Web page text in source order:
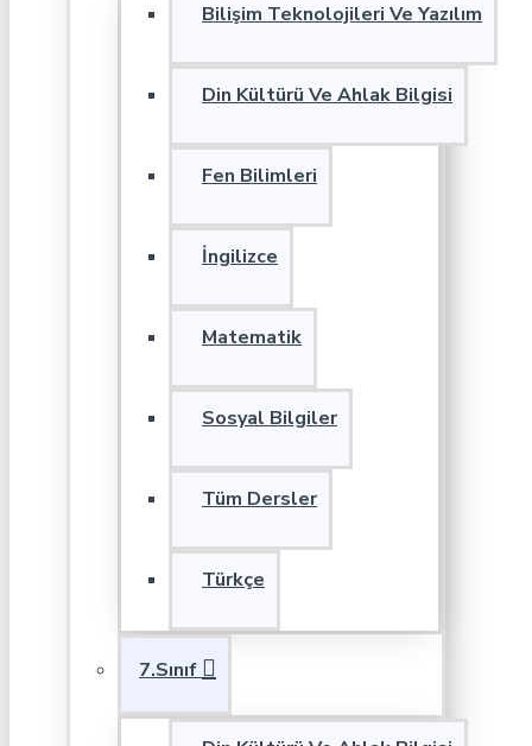
Bilişim Teknolojileri Ve Yazılım
Din Kültürü Ve Ahlak Bilgisi
Fen Bilimleri
İngilizce
Matematik
Sosyal Bilgiler
Tüm Dersler
Türkçe
7.Sınıf